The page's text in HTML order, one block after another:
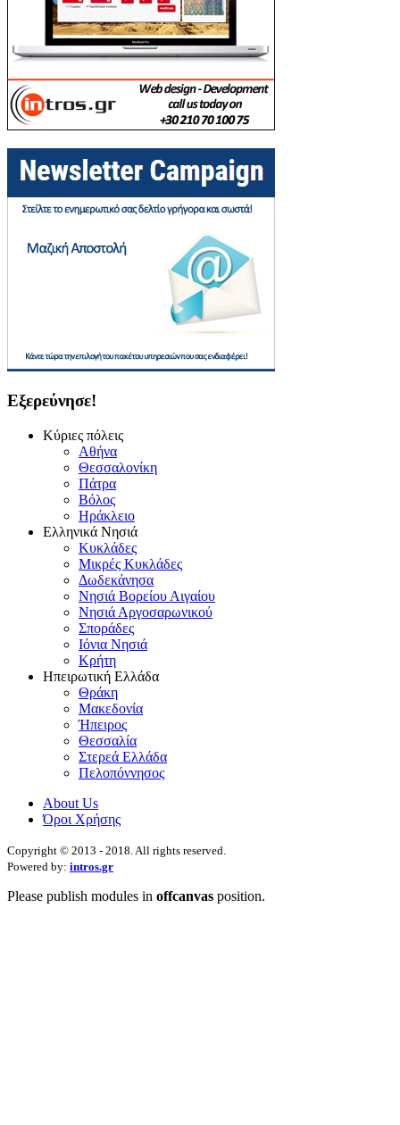
Εξερεύνησε!
Κύριες πόλεις
Αθήνα
Θεσσαλονίκη
Πάτρα
Βόλος
Ηράκλειο
Ελληνικά Νησιά
Κυκλάδες
Μικρές Κυκλάδες
Δωδεκάνησα
Νησιά Βορείου Αιγαίου
Νησιά Αργοσαρωνικού
Σποράδες
Ιόνια Νησιά
Κρήτη
Ηπειρωτική Ελλάδα
Θράκη
Μακεδονία
Ήπειρος
Θεσσαλία
Στερεά Ελλάδα
Πελοπόννησος
About Us
Όροι Χρήσης
Copyright © 2013 - 2018. All rights reserved.
Powered by: intros.gr
Please publish modules in offcanvas position.